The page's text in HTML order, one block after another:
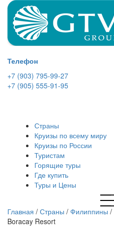
Телефон
+7 (903) 795-99-27
+7 (905) 555-91-95
Страны
Круизы по всему миру
Круизы по России
Туристам
Горящие туры
Где купить
Туры и Цены
Главная / Страны / Филиппины /
Boracay Resort